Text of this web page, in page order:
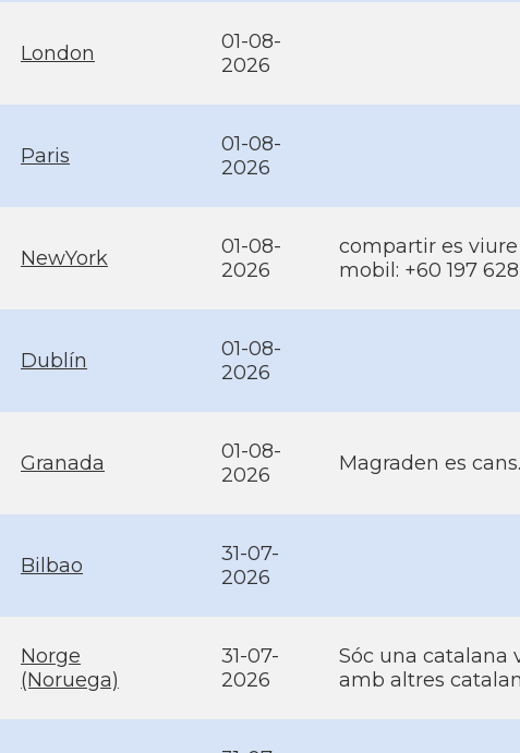
London
01-08-
2026
Paris
01-08-
2026
NewYork
01-08-
2026
compartir es viure
mobil: +60 197 628
Dublín
01-08-
2026
Granada
01-08-
2026
Magraden es cans.
Bilbao
31-07-
2026
Norge
(Noruega)
31-07-
2026
Sóc una catalana
amb altres